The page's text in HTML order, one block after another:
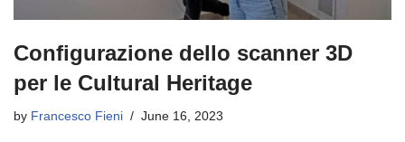
Configurazione dello scanner 3D
per le Cultural Heritage
by Francesco Fieni June 16, 2023